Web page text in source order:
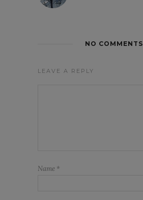
NO COMMENTS
LEAVE A REPLY
Name *